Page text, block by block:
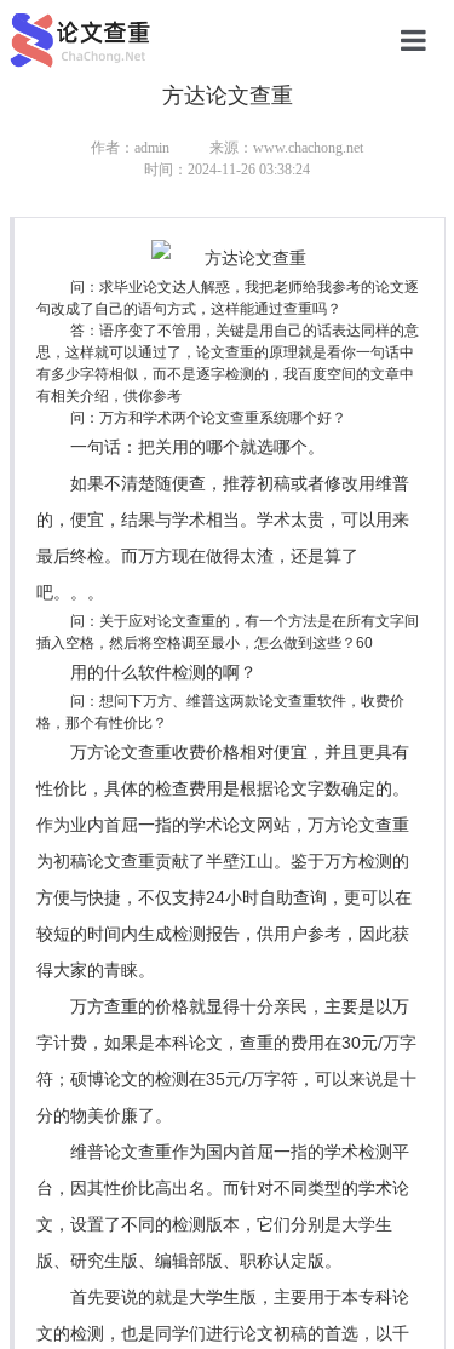
硕士论文
方达论文查重
作者：admin
来源：www.chachong.net
时间：2024-11-26 03:38:24
问：求毕业论文达人解惑，我把老师给我参考的论文逐
句改成了自己的语句方式，这样能通过查重吗？
答：语序变了不管用，关键是用自己的话表达同样的意
思，这样就可以通过了，论文查重的原理就是看你一句话中
有多少字符相似，而不是逐字检测的，我百度空间的文章中
有相关介绍，供你参考
问：万方和学术两个论文查重系统哪个好？
一句话：把关用的哪个就选哪个。
如果不清楚随便查，推荐初稿或者修改用维普
的，便宜，结果与学术相当。学术太贵，可以用来
最后终检。而万方现在做得太渣，还是算了
吧。。。
问：关于应对论文查重的，有一个方法是在所有文字间
插入空格，然后将空格调至最小，怎么做到这些？60
用的什么软件检测的啊？
问：想问下万方、维普这两款论文查重软件，收费价
格，那个有性价比？
万方论文查重收费价格相对便宜，并且更具有
性价比，具体的检查费用是根据论文字数确定的。
作为业内首屈一指的学术论文网站，万方论文查重
为初稿论文查重贡献了半壁江山。鉴于万方检测的
方便与快捷，不仅支持24小时自助查询，更可以在
较短的时间内生成检测报告，供用户参考，因此获
得大家的青睐。
万方查重的价格就显得十分亲民，主要是以万
字计费，如果是本科论文，查重的费用在30元/万字
符；硕博论文的检测在35元/万字符，可以来说是十
分的物美价廉了。
维普论文查重作为国内首屈一指的学术检测平
台，因其性价比高出名。而针对不同类型的学术论
文，设置了不同的检测版本，它们分别是大学生
版、研究生版、编辑部版、职称认定版。
首先要说的就是大学生版，主要用于本专科论
文的检测，也是同学们进行论文初稿的首选，以千